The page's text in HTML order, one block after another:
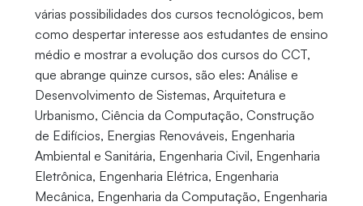
várias possibilidades dos cursos tecnológicos, bem
como despertar interesse aos estudantes de ensino
médio e mostrar a evolução dos cursos do CCT,
que abrange quinze cursos, são eles: Análise e
Desenvolvimento de Sistemas, Arquitetura e
Urbanismo, Ciência da Computação, Construção
de Edifícios, Energias Renováveis, Engenharia
Ambiental e Sanitária, Engenharia Civil, Engenharia
Eletrônica, Engenharia Elétrica, Engenharia
Mecânica, Engenharia da Computação, Engenharia